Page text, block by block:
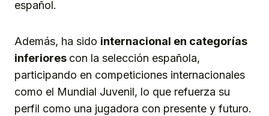
español.
Además, ha sido internacional en categorías
inferiores con la selección española,
participando en competiciones internacionales
como el Mundial Juvenil, lo que refuerza su
perfil como una jugadora con presente y futuro.